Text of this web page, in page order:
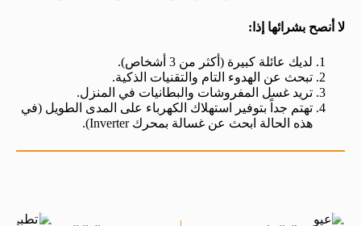
لا أنصح بشرائها إذا:
لديك عائلة كبيرة (أكثر من 3 أشخاص).
تبحث عن الهدوء التام والتقنيات الذكية.
تريد غسل المفروشات والبطانيات في المنزل.
تهتم جداً بتوفير استهلاك الكهرباء على المدى الطويل (في
هذه الحالة ابحث عن غسالة بمحرك Inverter).